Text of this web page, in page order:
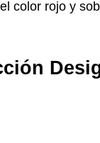
color rojo y